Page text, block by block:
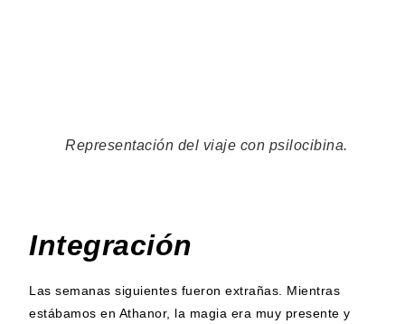
Representación del viaje con psilocibina.
Integración
Las semanas siguientes fueron extrañas. Mientras
estábamos en Athanor, la magia era muy presente y